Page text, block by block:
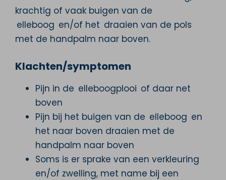
krachtig of vaak buigen van de
elleboog en/of het draaien van de pols
met de handpalm naar boven.
Klachten/symptomen
Pijn in de elleboogplooi of daar net
boven
Pijn bij het buigen van de elleboog en
het naar boven draaien met de
handpalm naar boven
Soms is er sprake van een verkleuring
en/of zwelling, met name bij een